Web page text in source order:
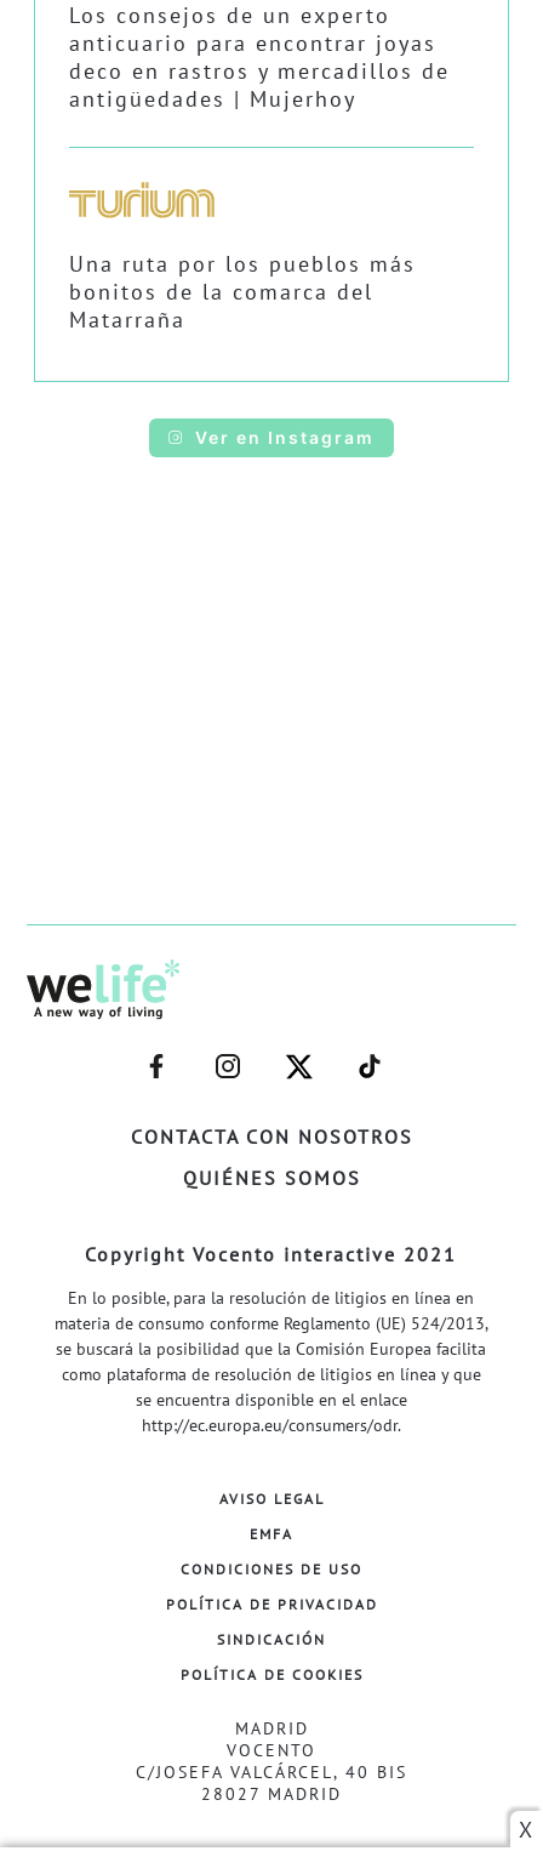
X
Los consejos de un experto
anticuario para encontrar joyas
deco en rastros y mercadillos de
antigüedades | Mujerhoy
Una ruta por los pueblos más
bonitos de la comarca del
Matarraña
Ver en Instagram
CONTACTA CON NOSOTROS
QUIÉNES SOMOS
–
FACEBOOK–
–
INSTAGRAM–
–
TWITTER–
–
WELIFE–
Copyright Vocento interactive 2021
En lo posible, para la resolución de litigios en línea en
materia de consumo conforme Reglamento (UE) 524/2013,
se buscará la posibilidad que la Comisión Europea facilita
como plataforma de resolución de litigios en línea y que
se encuentra disponible en el enlace
http://ec.europa.eu/consumers/odr.
AVISO LEGAL
EMFA
CONDICIONES DE USO
POLÍTICA DE PRIVACIDAD
SINDICACIÓN
POLÍTICA DE COOKIES
MADRID
VOCENTO
C/JOSEFA VALCÁRCEL, 40 BIS
28027 MADRID